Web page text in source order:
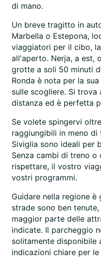
di mano.
Un breve tragitto in
Marbella o Estepona,
viaggiatori per il cibo,
all'aperto. Nerja, a est,
grotte a soli 50 minuti
Ronda è nota per la
sulle scogliere. Si trova
distanza ed è perfetta
Se volete spingervi
raggiungibili in meno
Siviglia sono ideali per
Senza cambi di treno o
rispettare, il vostro
vostri programmi.
Guidare nella regione è
strade sono ben
maggior parte delle
indicate. Il parcheggio
solitamente disponibile
indicazioni chiare per